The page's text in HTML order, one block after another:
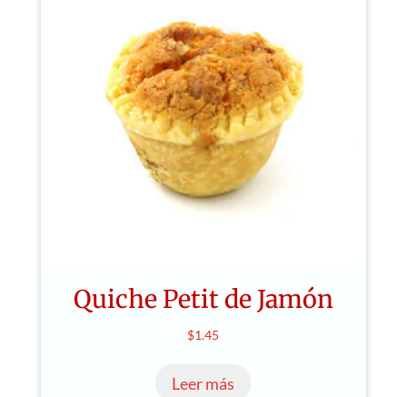
Quiche Petit de Jamón
$1.45
Leer más